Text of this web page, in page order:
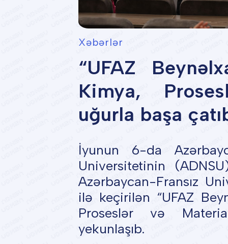
Xəbərlər
“UFAZ
Kimya,
uğurla başa
İyunun 6-da
Universitetinin
Azərbaycan-Fransız
ilə keçirilən “UFAZ
Proseslər və
yekunlaşıb.